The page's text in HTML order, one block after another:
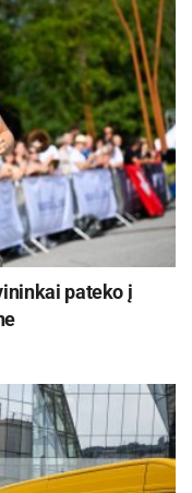
- +
pateko į